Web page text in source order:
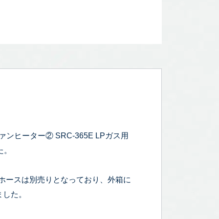
ンヒーター② SRC-365E LPガス用
ースは別売りとなっており、外箱に
た。